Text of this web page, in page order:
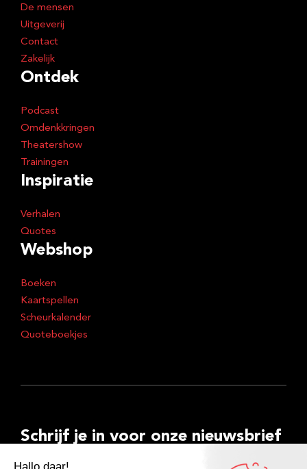
De mensen
Uitgeverij
Contact
Zakelijk
Ontdek
Podcast
Omdenkkringen
Theatershow
Trainingen
Inspiratie
Verhalen
Quotes
Webshop
Boeken
Kaartspellen
Scheurkalender
Quoteboekjes
Schrijf je in voor onze nieuwsbrief